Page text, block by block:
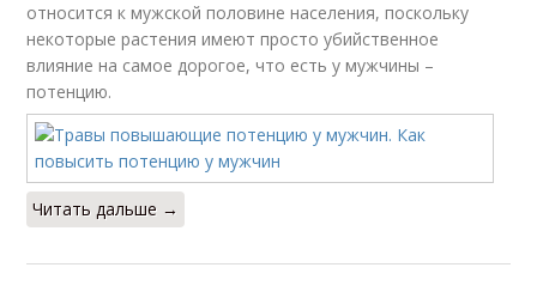
относится к мужской половине населения, поскольку
некоторые растения имеют просто убийственное
влияние на самое дорогое, что есть у мужчины –
потенцию.
Читать дальше →